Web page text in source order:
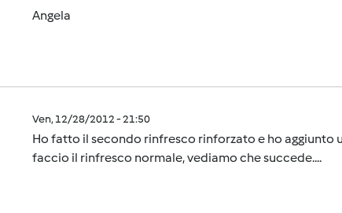
Angela
Ven, 12/28/2012 - 21:50
Ho fatto il secondo rinfresco rinforzato e ho aggiunto
faccio il rinfresco normale, vediamo che succede....